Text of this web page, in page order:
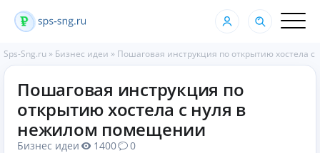
Sps-Sng.ru » Бизнес идеи » Пошаговая инструкция по открытию хостела
Пошаговая инструкция по
открытию хостела с нуля в
нежилом помещении
Бизнес идеи 1400 0